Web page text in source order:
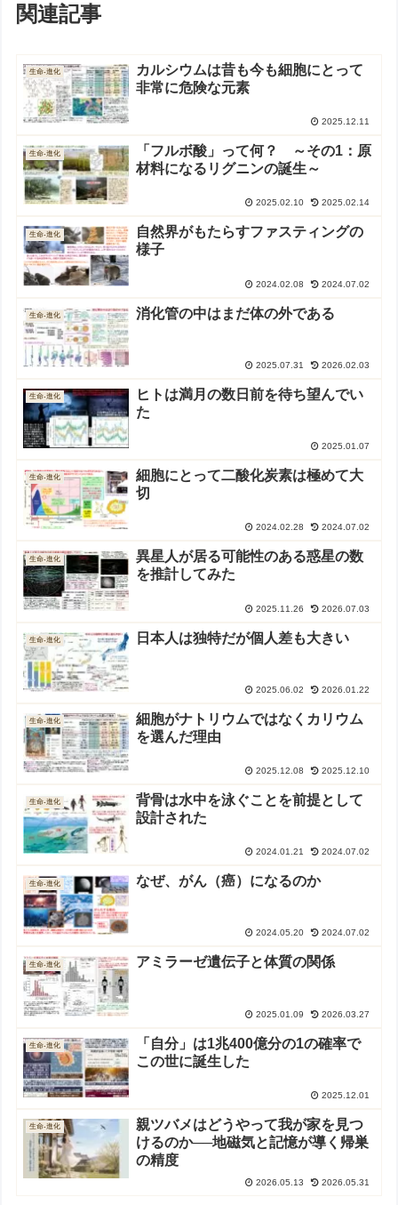
関連記事
生命-進化
カルシウムは昔も今も細胞にとって
非常に危険な元素
2025.12.11
生命-進化
「フルボ酸」って何？ ～その1：原
材料になるリグニンの誕生～
2025.02.10 2025.02.14
生命-進化
自然界がもたらすファスティングの
様子
2024.02.08 2024.07.02
生命-進化 消化管の中はまだ体の外である
2025.07.31 2026.02.03
生命-進化
ヒトは満月の数日前を待ち望んでい
た
2025.01.07
生命-進化
細胞にとって二酸化炭素は極めて大
切
2024.02.28 2024.07.02
生命-進化
異星人が居る可能性のある惑星の数
を推計してみた
2025.11.26 2026.07.03
生命-進化 日本人は独特だが個人差も大きい
2025.06.02 2026.01.22
生命-進化
細胞がナトリウムではなくカリウム
を選んだ理由
2025.12.08 2025.12.10
生命-進化
背骨は水中を泳ぐことを前提として
設計された
2024.01.21 2024.07.02
生命-進化 なぜ、がん（癌）になるのか
2024.05.20 2024.07.02
生命-進化 アミラーゼ遺伝子と体質の関係
2025.01.09 2026.03.27
生命-進化
「自分」は1兆400億分の1の確率で
この世に誕生した
2025.12.01
生命-進化
親ツバメはどうやって我が家を見つ
けるのか──地磁気と記憶が導く帰巣
の精度
2026.05.13 2026.05.31